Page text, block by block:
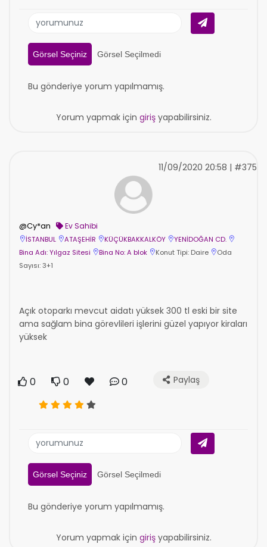
Görsel Seçiniz Görsel Seçilmedi
Bu gönderiye yorum yapılmamış.
Yorum yapmak için girişyapabilirsiniz.
@Cy*an Ev Sahibi
İSTANBUL ATAŞEHİR KÜÇÜKBAKKALKÖY
YENİDOĞAN CD.
Bina Adı: Yılgaz Sitesi
Bina No: A blok Konut Tipi: Daire
Oda
Sayısı: 3+1
11/09/2020 20:58 | #375
Açık otoparkı mevcut aidatı yüksek 300 tl eski bir site
ama sağlam bina görevlileri işlerini güzel yapıyor kiraları
yüksek
0 0 0 Paylaş
Görsel Seçiniz Görsel Seçilmedi
Bu gönderiye yorum yapılmamış.
Yorum yapmak için girişyapabilirsiniz.